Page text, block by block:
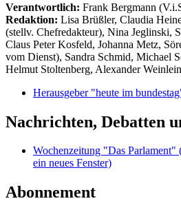
Verantwortlich: Frank Bergmann
Redaktion: Lisa Brüßler, Claudia
(stellv. Chefredakteur), Nina Jeglinski,
Claus Peter Kosfeld, Johanna Metz,
vom Dienst), Sandra Schmid, Michael
Helmut Stoltenberg, Alexander Weinlein
Herausgeber "heute im
Nachrichten, Debatten
Wochenzeitung "Das Parlament"
ein neues Fenster)
Abonnement